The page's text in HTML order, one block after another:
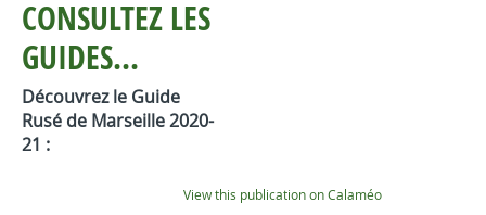
CONSULTEZ LES
GUIDES...
Découvrez le Guide
Rusé de Marseille 2020-
21 :
View this publication on Calaméo